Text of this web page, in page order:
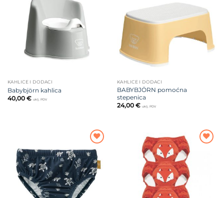
KAHLICE I DODACI
Babybjörn kahlica
40,00 € uklj. PDV
na listu
želja
KAHLICE I DODACI
BABYBJÖRN pomoćna
stepenica
24,00 € uklj. PDV
Dodajte
na listu
želja